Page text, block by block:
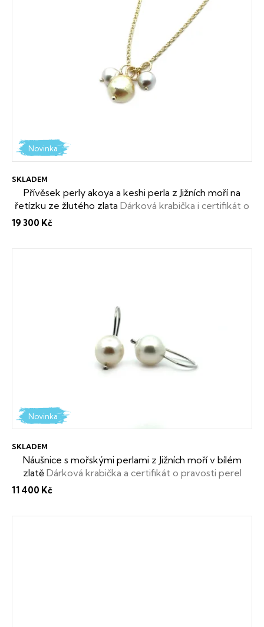
Novinka
Přívěsek perly akoya a keshi perla z Jižních moří na
řetízku ze žlutého zlata Dárková krabička i certifikát o
SKLADEM
19 300 Kč
Novinka
Náušnice s mořskými perlami z Jižních moří v bílém
zlatě Dárková krabička a certifikát o pravosti perel
SKLADEM
11 400 Kč